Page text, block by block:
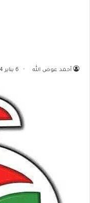
أحمد عوض الله 6 يناير 2024 - 6:50 مساءً